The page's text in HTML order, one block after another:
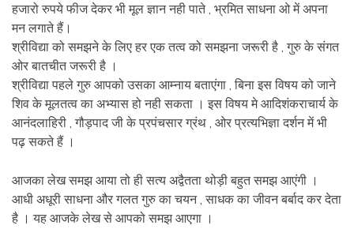
हजारो रुपये फीज देकर भी मूल ज्ञान नही पाते , भ्रमित साधना ओ में अपना
मन लगाते हैं।
श्रीविद्या को समझने के लिए हर एक तत्व को समझना जरूरी है , गुरु के संगत
ओर बातचीत जरूरी है ।
श्रीविद्या पहले गुरु आपको उसका आम्नाय बताएंगा , बिना इस विषय को जाने
शिव के मूलतत्व का अभ्यास हो नही सकता । इस विषय मे आदिशंकराचार्य के
आनंदलाहिरी , गौड़पाद जी के प्रपंचसार ग्रंथ , ओर प्रत्यभिज्ञा दर्शन में भी
पढ़ सकते हैं ।
आजका लेख समझ आया तो ही सत्य अद्वैतता थोड़ी बहुत समझ आएंगी ।
आधी अधूरी साधना और गलत गुरु का चयन , साधक का जीवन बर्बाद कर देता
है । यह आजके लेख से आपको समझ आएगा ।